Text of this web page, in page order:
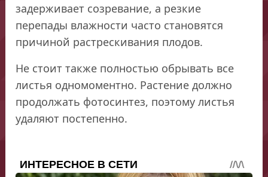
задерживает созревание, а резкие
перепады влажности часто становятся
причиной растрескивания плодов.
Не стоит также полностью обрывать все
листья одномоментно. Растение должно
продолжать фотосинтез, поэтому листья
удаляют постепенно.